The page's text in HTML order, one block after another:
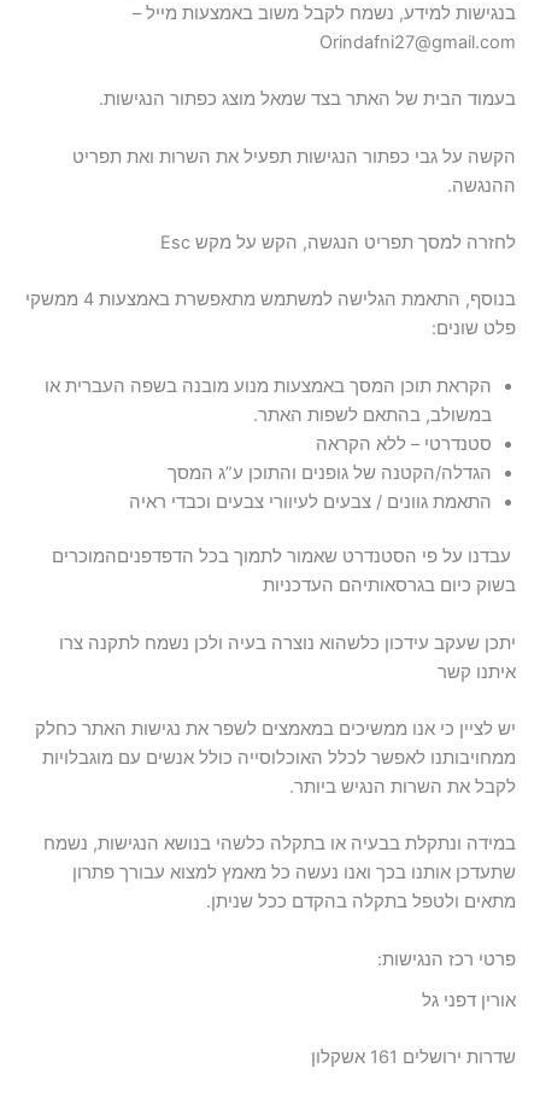
בנגישות למידע, נשמח לקבל משוב באמצעות מייל –
Orindafni27@gmail.com
בעמוד הבית של האתר בצד שמאל מוצג כפתור הנגישות.
הקשה על גבי כפתור הנגישות תפעיל את השרות ואת תפריט
ההנגשה.
לחזרה למסך תפריט הנגשה, הקש על מקש Esc
בנוסף, התאמת הגלישה למשתמש מתאפשרת באמצעות 4 ממשקי
פלט שונים:
הקראת תוכן המסך באמצעות מנוע מובנה בשפה העברית או
במשולב, בהתאם לשפות האתר.
סטנדרטי – ללא הקראה
הגדלה/הקטנה של גופנים והתוכן ע”ג המסך
התאמת גוונים / צבעים לעיוורי צבעים וכבדי ראיה
עבדנו על פי הסטנדרט שאמור לתמוך בכל הדפדפניםהמוכרים
בשוק כיום בגרסאותיהם העדכניות
יתכן שעקב עידכון כלשהוא נוצרה בעיה ולכן נשמח לתקנה צרו
איתנו קשר
יש לציין כי אנו ממשיכים במאמצים לשפר את נגישות האתר כחלק
ממחויבותנו לאפשר לכלל האוכלוסייה כולל אנשים עם מוגבלויות
לקבל את השרות הנגיש ביותר.
במידה ונתקלת בבעיה או בתקלה כלשהי בנושא הנגישות, נשמח
שתעדכן אותנו בכך ואנו נעשה כל מאמץ למצוא עבורך פתרון
מתאים ולטפל בתקלה בהקדם ככל שניתן.
פרטי רכז הנגישות:
אורין דפני גל
שדרות ירושלים 161 אשקלון